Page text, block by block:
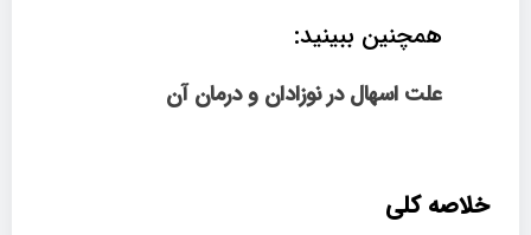
همچنین ببینید:
علت اسهال در نوزادان و درمان آن
خلاصه کلی